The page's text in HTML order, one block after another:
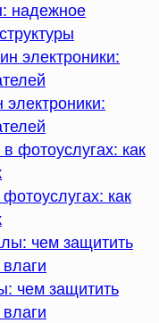
надежное
как
чем защитить